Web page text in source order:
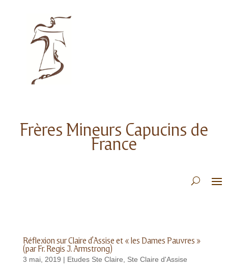
Frères Mineurs Capucins de
France
Réflexion sur Claire d’Assise et « les Dames Pauvres »
(par Fr. Regis J. Armstrong)
3 mai, 2019 | Etudes Ste Claire Ste Claire d'Assise